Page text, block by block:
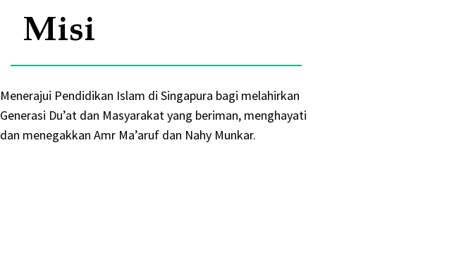
Misi
Menerajui Pendidikan Islam di Singapura bagi melahirkan
Generasi Du’at dan Masyarakat yang beriman, menghayati
dan menegakkan Amr Ma’aruf dan Nahy Munkar.